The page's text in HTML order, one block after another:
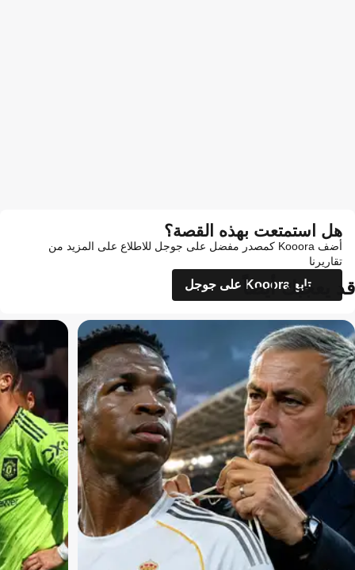
هل استمتعت بهذه القصة؟
أضف Kooora كمصدر مفضل على جوجل للاطلاع على المزيد من
تقاريرنا
تابع Kooora على جوجل
قد يعجبك أيضاً